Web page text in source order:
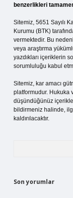
benzerlikleri
Sitemiz, 5651 Sayılı
Kurumu (BTK)
vermektedir. Bu
veya araştırma
yazdıkları içeriklerin
sorumluluğu kabul
Sitemiz, kar amacı
platformudur. Hukuka
düşündüğünüz
bildirmeniz halinde,
kaldırılacaktır.
Son yorumlar